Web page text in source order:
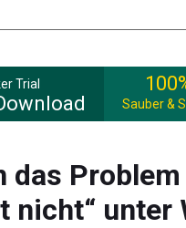
Trial
Sauber &
das
nicht“ unter